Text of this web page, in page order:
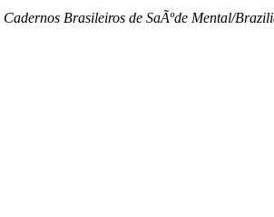
Cadernos Brasileiros de SaÃºde Mental/